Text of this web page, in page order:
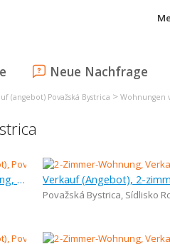
Neue Nachfrage
(angebot) Považská Bystrica > Wohnungen
Verkauf (Angebot), 2-zimmer-wohnung, 55 m
Považská Bystrica, Sídlisko